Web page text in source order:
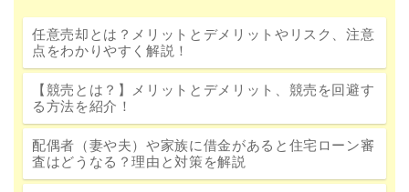
任意売却とは？メリットとデメリットやリスク、注意
点をわかりやすく解説！
【競売とは？】メリットとデメリット、競売を回避す
る方法を紹介！
配偶者（妻や夫）や家族に借金があると住宅ローン審
査はどうなる？理由と対策を解説